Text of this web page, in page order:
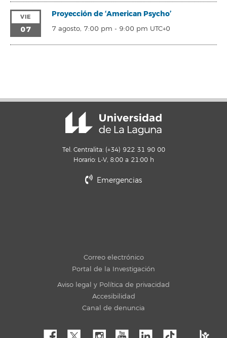
VIE
07
Proyección de ‘American Psycho’
7 agosto, 7:00 pm - 9:00 pm UTC+0
Tel. Centralita: (+34) 922 31 90 00
Horario: L-V, 8:00 a 21:00 h
Emergencias
Correo electrónico
Portal de la Investigación
Aviso legal y Política de privacidad
Accesibilidad
Canal de denuncia